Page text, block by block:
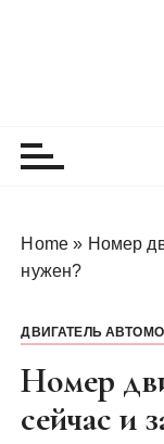
Home » Номер
нужен?
ДВИГАТЕЛЬ
Номер
сейчас и